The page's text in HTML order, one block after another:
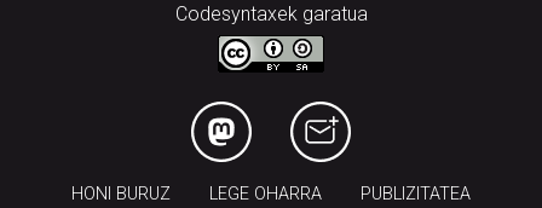
Codesyntaxek garatua
HONI BURUZ LEGE OHARRA PUBLIZITATEA